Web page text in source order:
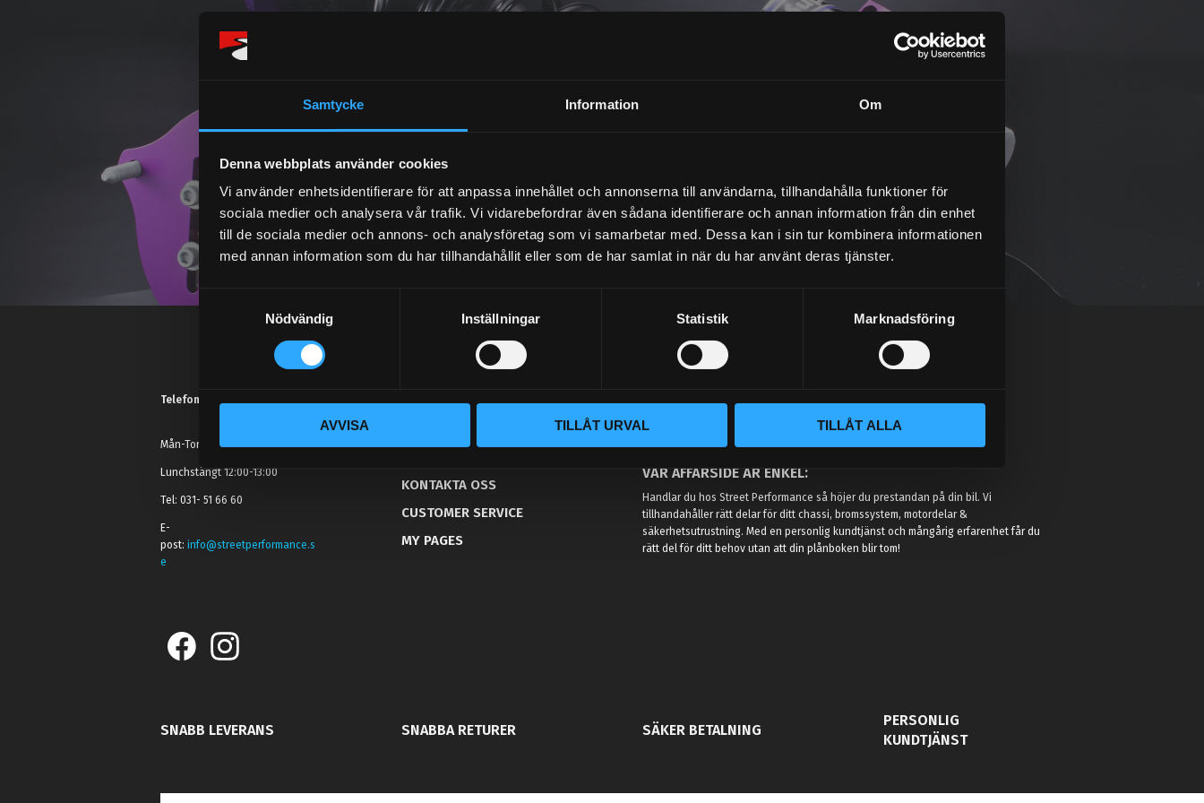
Samtycke Information Om
Denna webbplats använder cookies
Vi använder enhetsidentifierare för att anpassa innehållet och annonserna till användarna, tillhandahålla funktioner för
sociala medier och analysera vår trafik. Vi vidarebefordrar även sådana identifierare och annan information från din enhet
till de sociala medier och annons- och analysföretag som vi samarbetar med. Dessa kan i sin tur kombinera informationen
med annan information som du har tillhandahållit eller som de har samlat in när du har använt deras tjänster.
c
e
s
Nödvändig Inställningar Statistik Marknadsföring
AVVISA TILLÅT URVAL TILLÅT ALLA
Your personal information is processed in accordance with our privacy policy
Telefonsupport:
Mån-Tors: 10:30-15:00
Lunchstängt 12:00-13:00
Tel: 031- 51 66 60
E-
post:info@streetperformance.s
e
KONTAKTA OSS
CUSTOMER SERVICE
MY PAGES
VÅR AFFÄRSIDÉ ÄR ENKEL:
Handlar du hos Street Performance så höjer du prestandan på din bil. Vi
tillhandahåller rätt delar för ditt chassi, bromssystem, motordelar &
säkerhetsutrustning. Med en personlig kundtjänst och mångårig erfarenhet får du
rätt del för ditt behov utan att din plånboken blir tom!
SNABB LEVERANS SNABBA RETURER SÄKER BETALNING
PERSONLIG
KUNDTJÄNST